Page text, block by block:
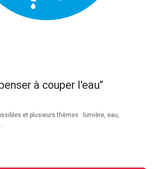
à couper l'eau"
et plusieurs thèmes : lumière, eau,